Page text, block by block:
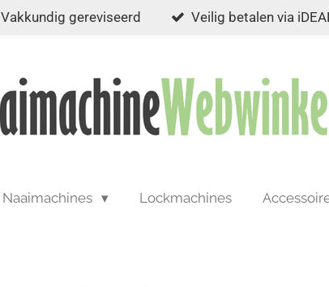
Vakkundig gereviseerd Veilig betalen via
Naaimachines Lockmachines